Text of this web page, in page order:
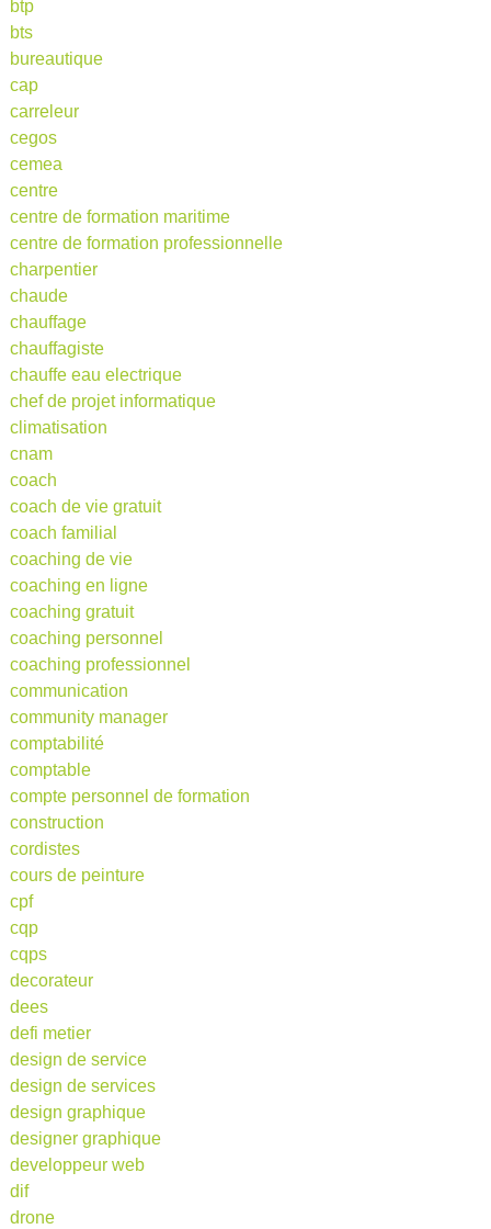
btp
bts
bureautique
cap
carreleur
cegos
cemea
centre
centre de formation maritime
centre de formation professionnelle
charpentier
chaude
chauffage
chauffagiste
chauffe eau electrique
chef de projet informatique
climatisation
cnam
coach
coach de vie gratuit
coach familial
coaching de vie
coaching en ligne
coaching gratuit
coaching personnel
coaching professionnel
communication
community manager
comptabilité
comptable
compte personnel de formation
construction
cordistes
cours de peinture
cpf
cqp
cqps
decorateur
dees
defi metier
design de service
design de services
design graphique
designer graphique
developpeur web
dif
drone